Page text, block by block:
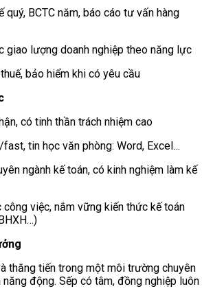
quý, BCTC năm, báo cáo tư vấn hàng
giao lượng doanh nghiệp theo năng lực
bảo hiểm khi có yêu cầu
có tinh thần trách nhiệm cao
tin học văn phòng: Word, Excel…
ngành kế toán, có kinh nghiệm làm kế
việc, nắm vững kiến thức kế toán
thăng tiến trong một môi trường chuyên
năng động. Sếp có tâm, đồng nghiệp luôn